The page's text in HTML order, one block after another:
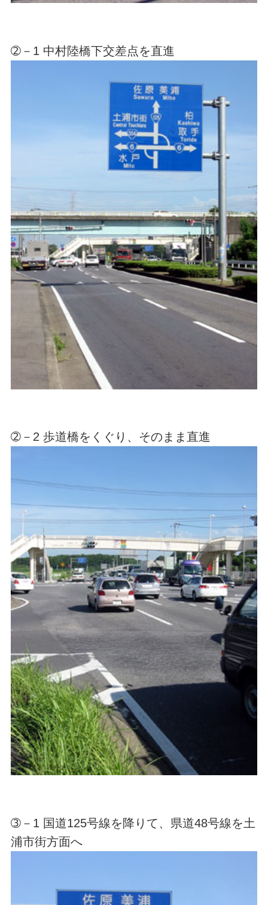
➁－1 中村陸橋下交差点を直進
➁－2 歩道橋をくぐり、そのまま直進
➂－1 国道125号線を降りて、県道48号線を土
浦市街方面へ